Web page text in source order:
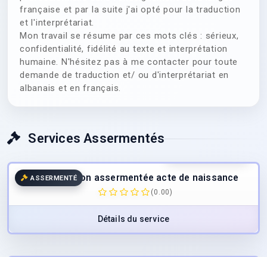
française et par la suite j'ai opté pour la traduction
et l'interprétariat.
Mon travail se résume par ces mots clés : sérieux,
confidentialité, fidélité au texte et interprétation
humaine. N'hésitez pas à me contacter pour toute
demande de traduction et/ ou d'interprétariat en
albanais et en français.
Services Assermentés
ASSERMENTÉ
Traduction assermentée acte de naissance
(0.00)
Détails du service